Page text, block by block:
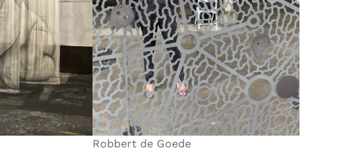
Robbert de Goede